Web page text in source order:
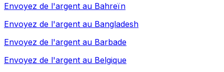
Envoyez de l'argent au Bahreïn
Envoyez de l'argent au Bangladesh
Envoyez de l'argent au Barbade
Envoyez de l'argent au Belgique